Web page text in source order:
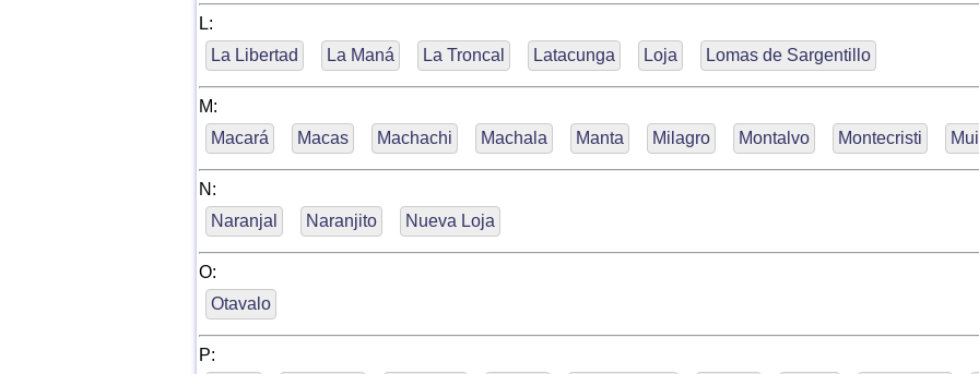
L:
La Libertad
La Maná La Troncal Latacunga Loja Lomas de Sargentillo
M:
Macará
Macas Machachi Machala Manta Milagro Montalvo Montecristi
N:
Naranjal
Naranjito Nueva Loja
O:
Otavalo
P: